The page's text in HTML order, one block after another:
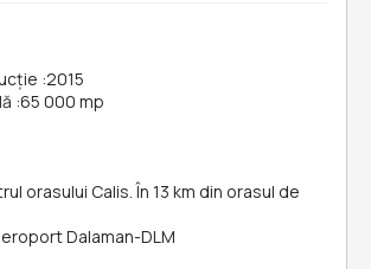
:2015
:65 000 mp
orasului Calis. În 13 km din orasul de
Dalaman-DLM